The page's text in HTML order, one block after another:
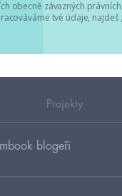
obecně závazných
tvé údaje, najdeš
Projekty
blogeři